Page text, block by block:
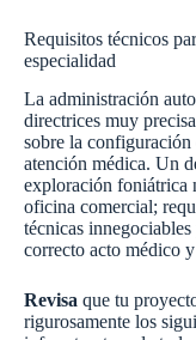
Requisitos técnicos
especialidad
La administración
directrices muy
sobre la configuración
atención médica. Un
exploración foniátrica
oficina comercial;
técnicas innegociables
correcto acto médico
Revisa que tu
rigurosamente los